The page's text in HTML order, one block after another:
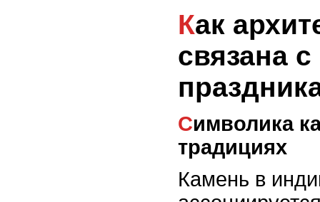
Как архитектура храмов
связана
Символика камня в культуре и
традициях
Камень в